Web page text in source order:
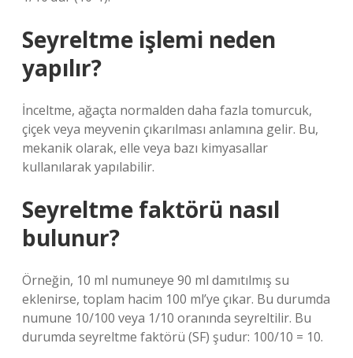
Seyreltme işlemi neden
yapılır?
İnceltme, ağaçta normalden daha fazla tomurcuk,
çiçek veya meyvenin çıkarılması anlamına gelir. Bu,
mekanik olarak, elle veya bazı kimyasallar
kullanılarak yapılabilir.
Seyreltme faktörü nasıl
bulunur?
Örneğin, 10 ml numuneye 90 ml damıtılmış su
eklenirse, toplam hacim 100 ml’ye çıkar. Bu durumda
numune 10/100 veya 1/10 oranında seyreltilir. Bu
durumda seyreltme faktörü (SF) şudur: 100/10 = 10.